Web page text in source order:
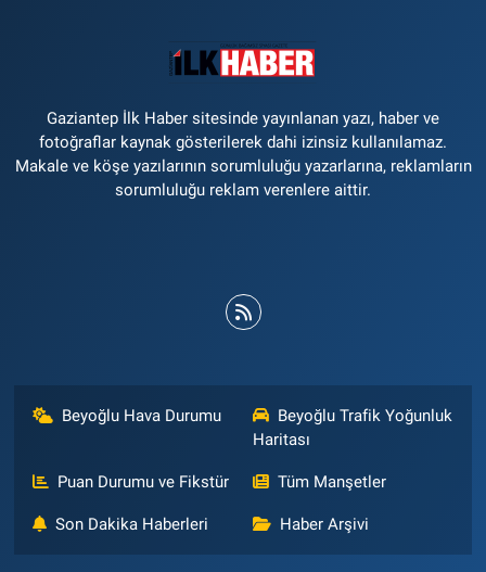
Gaziantep İlk Haber sitesinde yayınlanan yazı, haber ve
fotoğraflar kaynak gösterilerek dahi izinsiz kullanılamaz.
Makale ve köşe yazılarının sorumluluğu yazarlarına, reklamların
sorumluluğu reklam verenlere aittir.
Beyoğlu Hava Durumu
Beyoğlu Trafik Yoğunluk
Haritası
Puan Durumu ve Fikstür Tüm Manşetler
Son Dakika Haberleri Haber Arşivi